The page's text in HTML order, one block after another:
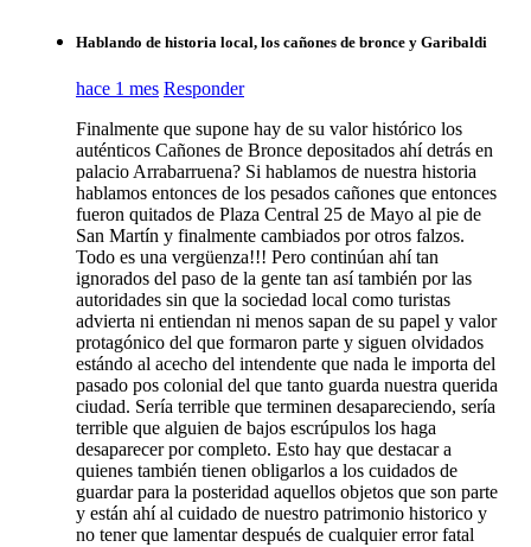
Hablando de historia local, los cañones de bronce y Garibaldi
hace 1 mes Responder
Finalmente que supone hay de su valor histórico los
auténticos Cañones de Bronce depositados ahí detrás en
palacio Arrabarruena? Si hablamos de nuestra historia
hablamos entonces de los pesados cañones que entonces
fueron quitados de Plaza Central 25 de Mayo al pie de
San Martín y finalmente cambiados por otros falzos.
Todo es una vergüenza!!! Pero continúan ahí tan
ignorados del paso de la gente tan así también por las
autoridades sin que la sociedad local como turistas
advierta ni entiendan ni menos sapan de su papel y valor
protagónico del que formaron parte y siguen olvidados
estándo al acecho del intendente que nada le importa del
pasado pos colonial del que tanto guarda nuestra querida
ciudad. Sería terrible que terminen desapareciendo, sería
terrible que alguien de bajos escrúpulos los haga
desaparecer por completo. Esto hay que destacar a
quienes también tienen obligarlos a los cuidados de
guardar para la posteridad aquellos objetos que son parte
y están ahí al cuidado de nuestro patrimonio historico y
no tener que lamentar después de cualquier error fatal